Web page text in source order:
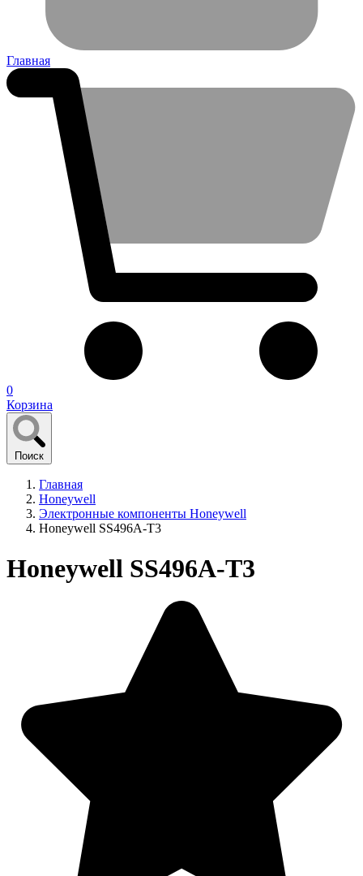
Главная
0
Корзина
Поиск
Главная
Honeywell
Электронные компоненты Honeywell
Honeywell SS496A-T3
Honeywell SS496A-T3